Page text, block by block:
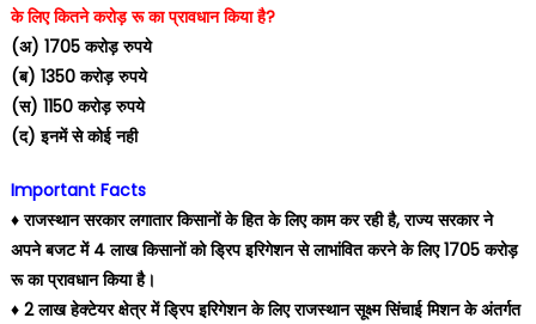
के लिए कितने करोड़ रू का प्रावधान किया है?
(अ) 1705 करोड़ रुपये
(ब) 1350 करोड़ रुपये
(स) 1150 करोड़ रुपये
(द) इनमें से कोई नही
Important Facts
♦️ राजस्थान सरकार लगातार किसानों के हित के लिए काम कर रही है, राज्य सरकार ने
अपने बजट में 4 लाख किसानों को ड्रिप इरिगेशन से लाभांवित करने के लिए 1705 करोड़
रू का प्रावधान किया है।
♦️ 2 लाख हेक्टेयर क्षेत्र में ड्रिप इरिगेशन के लिए राजस्थान सूक्ष्म सिंचाई मिशन के अंतर्गत